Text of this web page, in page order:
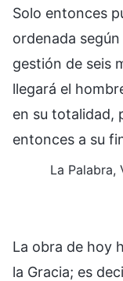
Solo entonces
ordenada
gestión de seis
llegará el
en su totalidad,
entonces a su
La Palabra,
La obra de hoy
la Gracia; es